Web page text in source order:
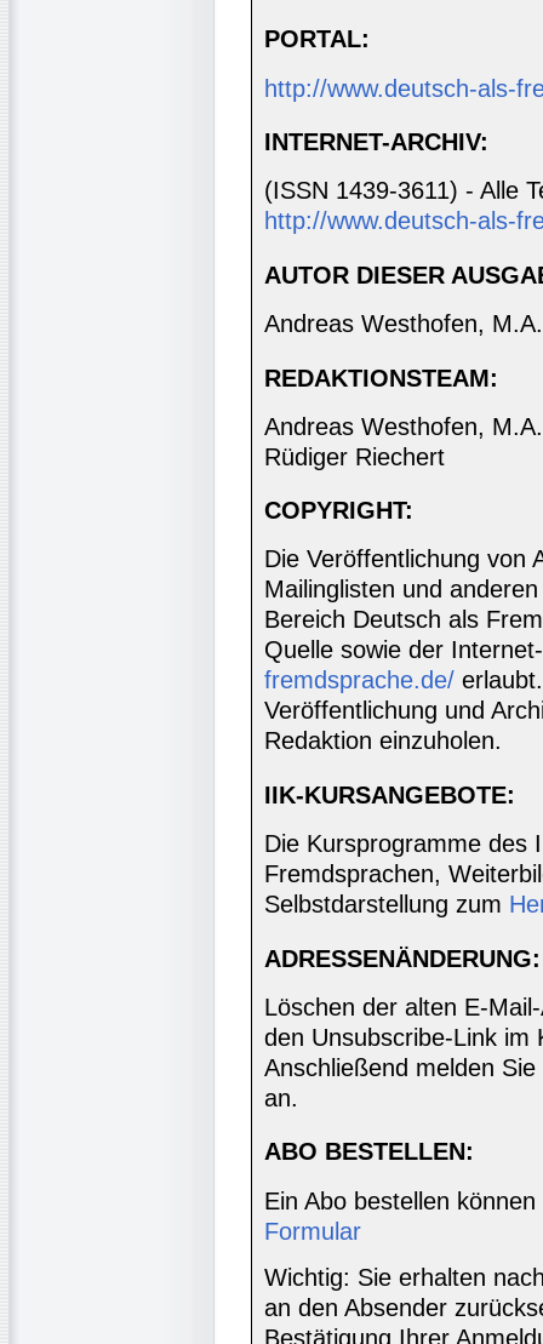
PORTAL:
http://www.deutsch-als-
INTERNET-ARCHIV:
(ISSN 1439-3611) - Alle
http://www.deutsch-als-
AUTOR DIESER
Andreas Westhofen, M.A.
REDAKTIONSTEAM:
Andreas Westhofen,
Rüdiger Riechert
COPYRIGHT:
Die Veröffentlichung von
Mailinglisten und
Bereich Deutsch als
Quelle sowie der
fremdsprache.de/
Veröffentlichung und
Redaktion einzuholen.
IIK-KURSANGEBOTE:
Die Kursprogramme des
Fremdsprachen,
Selbstdarstellung zum
ADRESSENÄNDERUNG:
Löschen der alten E-
den Unsubscribe-Link im
Anschließend melden
an.
ABO BESTELLEN:
Ein Abo bestellen
Formular
Wichtig: Sie erhalten
an den Absender
Bestätigung Ihrer